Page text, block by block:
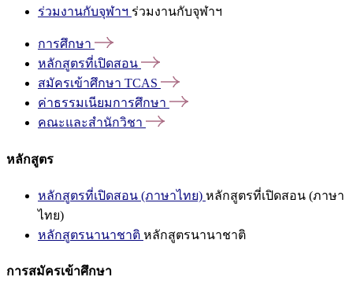
ร่วมงานกับจุฬาฯ ร่วมงานกับจุฬาฯ
การศึกษา
หลักสูตรที่เปิดสอน
สมัครเข้าศึกษา TCAS
ค่าธรรมเนียมการศึกษา
คณะและสำนักวิชา
หลักสูตร
หลักสูตรที่เปิดสอน (ภาษาไทย) หลักสูตรที่เปิดสอน (ภาษา
ไทย)
หลักสูตรนานาชาติ หลักสูตรนานาชาติ
การสมัครเข้าศึกษา